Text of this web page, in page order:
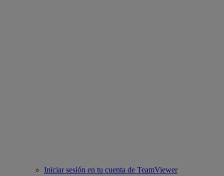
Iniciar sesión en tu cuenta de TeamViewer